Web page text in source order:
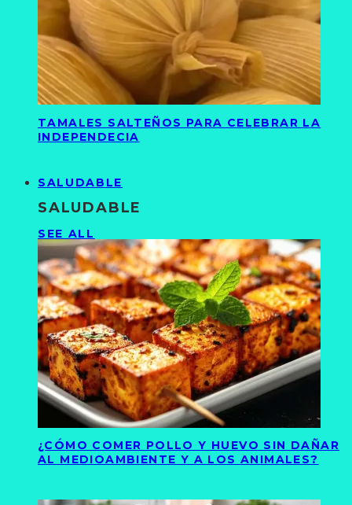
TAMALES SALTEÑOS PARA CELEBRAR LA
INDEPENDECIA
SALUDABLE
SALUDABLE
SEE ALL
¿CÓMO COMER POLLO Y HUEVO SIN DAÑAR
AL MEDIOAMBIENTE Y A LOS ANIMALES?